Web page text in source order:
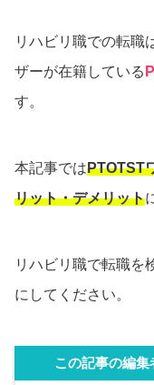
リハビリ職での転職
ザーが在籍している
す。
本記事ではPTOTST
リット・デメリット
リハビリ職で転職を
にしてください。
この記事の編集